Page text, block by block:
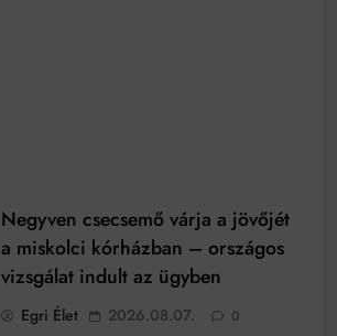
Negyven csecsemő várja a jövőjét
a miskolci kórházban – országos
vizsgálat indult az ügyben
Egri Élet 2026.08.07. 0